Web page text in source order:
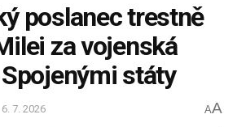
poslanec trestně
za vojenská
státy
6. 7. 2026 AA